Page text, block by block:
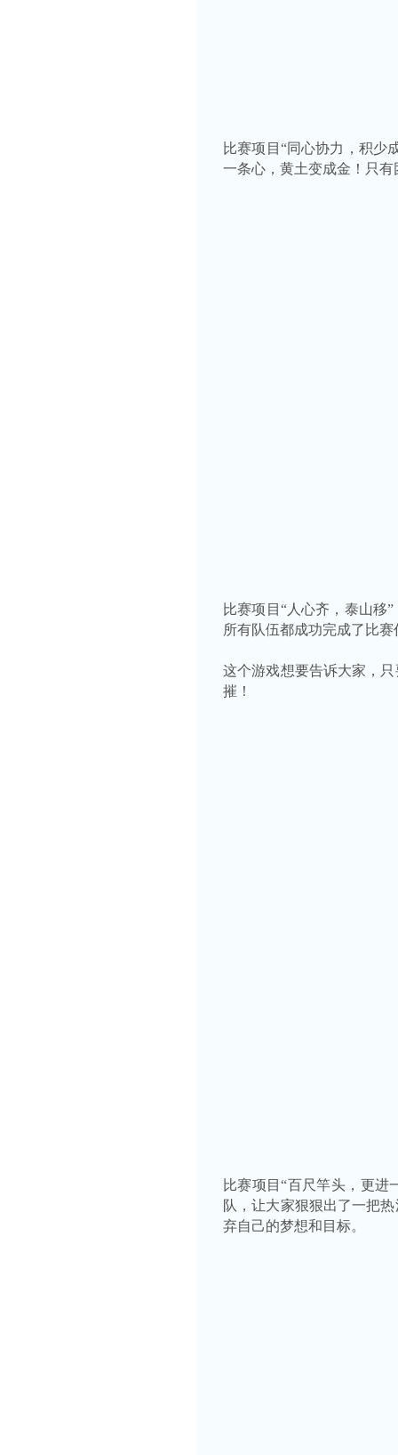
比赛项目“同心协力，积少
一条心，黄土变成金！只
比赛项目 “人心齐，泰山移”
所有队伍都成功完成了比
这个游戏想要告诉大家，
摧！
比赛项目“百尺竿头，更进
队，让大家狠狠出了一把
弃自己的梦想和目标。